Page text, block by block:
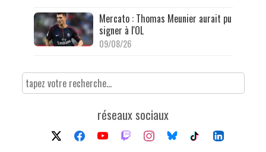
Mercato : Thomas Meunier aurait pu
signer à l'OL
09/08/26
réseaux sociaux